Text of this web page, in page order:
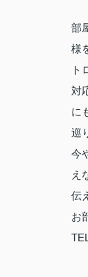
部
様
ト
対
に
巡
今
え
伝
お